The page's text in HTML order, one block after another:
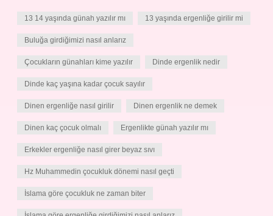
13 14 yaşında günah yazılır mı 13 yaşında ergenliğe girilir mi
Buluğa girdiğimizi nasıl anlarız
Çocukların günahları kime yazılır Dinde ergenlik nedir
Dinde kaç yaşına kadar çocuk sayılır
Dinen ergenliğe nasıl girilir Dinen ergenlik ne demek
Dinen kaç çocuk olmalı Ergenlikte günah yazılır mı
Erkekler ergenliğe nasıl girer beyaz sıvı
Hz Muhammedin çocukluk dönemi nasıl geçti
İslama göre çocukluk ne zaman biter